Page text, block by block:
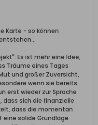
Karte - so können
Es ist mehr eine Idee,
Träume eines Tages
und großer Zuversicht,
wenn sie bereits
erst wieder zur Sprache
dass sich die finanzielle
dass die momentan
solide Grundlage